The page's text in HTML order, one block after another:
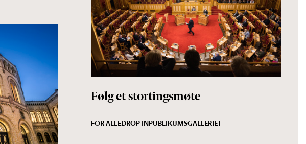
Følg et stortingsmøte
FOR ALLEDROP INPUBLIKUMSGALLERIET